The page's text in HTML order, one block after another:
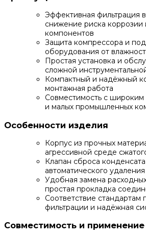
Эффективная фильтрация
снижение риска коррозии
компонентов
Защита компрессора и
оборудования от
Простая установка и
сложной
Компактный и надёжный
монтажная работа
Совместимость с
и малых промышленных
Особенности изделия
Корпус из прочных
агрессивной среде
Клапан сброса
автоматического удаления
Удобная замена
простая прокладка
Соответствие
фильтрации и надёжная
Совместимость и применение